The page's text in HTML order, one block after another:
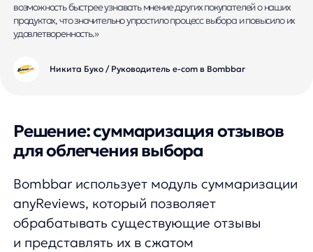
оценить преимущества и недостатки
продукта, не тратя время на чтение
множества отдельных отзывов.